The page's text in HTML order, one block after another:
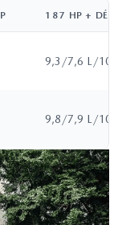
187 HP +
9,3/7,6 L/100
9,8/7,9 L/100